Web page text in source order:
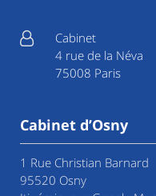
Cabinet
4 rue de la Néva
75008 Paris
Cabinet d’Osny
1 Rue Christian Barnard
95520 Osny